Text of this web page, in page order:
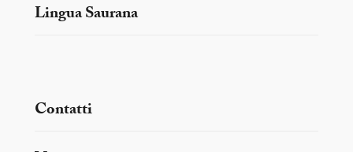
Lingua Saurana
Contatti